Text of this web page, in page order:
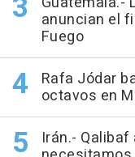
anuncian el
Fuego
Rafa Jódar
octavos en
Irán.-